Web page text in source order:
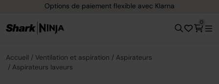
Options de paiement flexible avec Klarna
0
Accueil Ventilation et aspiration
Aspirateurs
Aspirateurs laveurs